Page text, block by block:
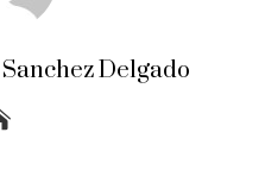
Delgado